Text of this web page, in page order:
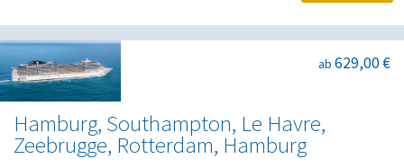
Hamburg, Southampton, Le Havre,
Zeebrugge, Rotterdam, Hamburg
ab 629,00 €